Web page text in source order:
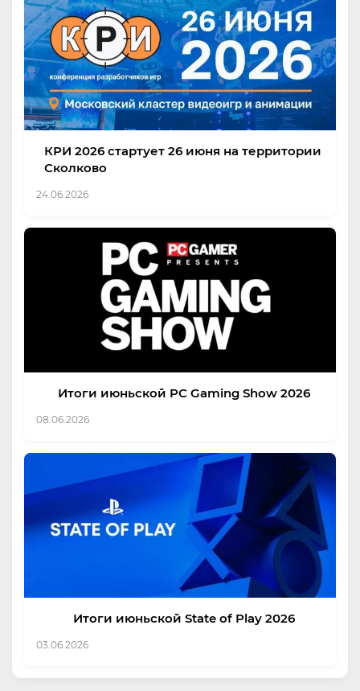
КРИ 2026 стартует 26 июня на территории
Сколково
24.06.2026
Итоги июньской PC Gaming Show 2026
08.06.2026
Итоги июньской State of Play 2026
03.06.2026